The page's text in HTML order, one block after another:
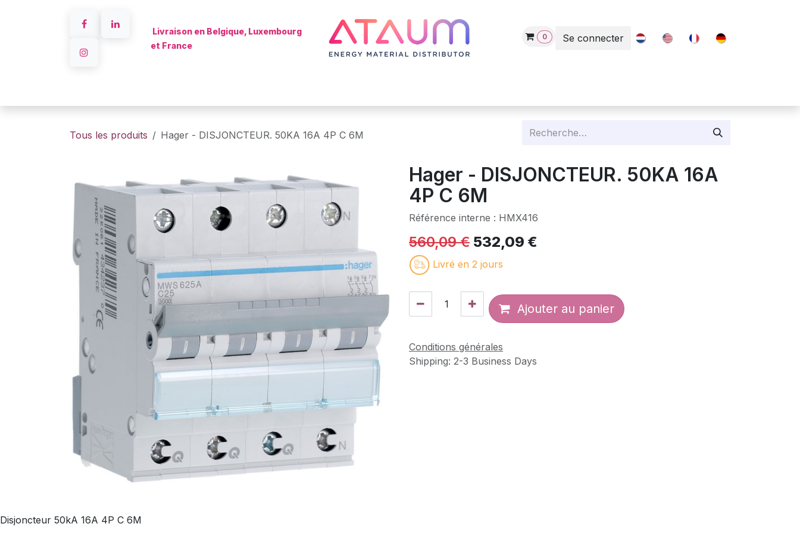
Livraison en Belgique, Luxembourg
et France
0 Se connecter
Tous les produits Hager - DISJONCTEUR. 50KA 16A 4P C 6M
Hager - DISJONCTEUR. 50KA 16A
4P C 6M
Référence interne : HMX416
560,09€ 532,09 €
Livré en 2 jours
Ajouter au panier
Conditions générales
Shipping: 2-3 Business Days
Disjoncteur 50kA 16A 4P C 6M